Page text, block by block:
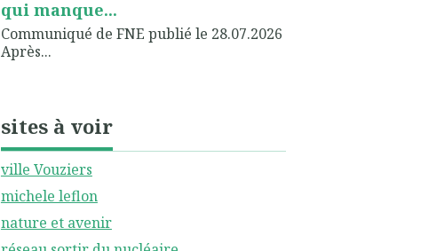
qui manque...
Communiqué de FNE publié le 28.07.2026
Après...
sites à voir
ville Vouziers
michele leflon
nature et avenir